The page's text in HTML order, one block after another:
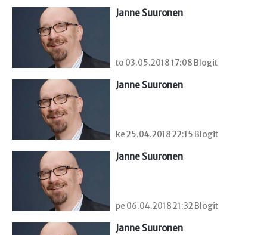
Janne Suuronen
to 03.05.2018 17:08 Blogit
Janne Suuronen
ke 25.04.2018 22:15 Blogit
Janne Suuronen
pe 06.04.2018 21:32 Blogit
Janne Suuronen